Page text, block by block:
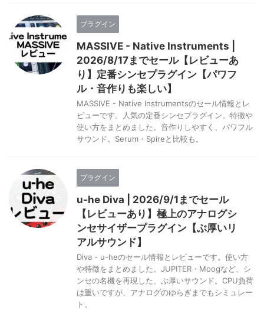
プラグイン
MASSIVE - Native Instruments |
2026/8/17までセール【レビューあ
り】定番シンセプラグイン【パワフ
ル・音作りも楽しい】
MASSIVE - Native Instrumentsのセール情報とレ
ビューです。人気の定番シンセプラグイン。特徴や
使い方をまとめました。音作りしやすく、パワフル
サウンド。Serum・Spireと比較も。
プラグイン
u-he Diva | 2026/9/1までセール
【レビューあり】極上のアナログシ
ンセサイザープラグイン【ぶ厚いリ
アルサウンド】
Diva - u-heのセール情報とレビューです。使い方
や特徴をまとめました。JUPITER・Moogなど、シ
ンセの名機を再現した、ぶ厚いサウンド。CPU負荷
は重いですが、アナログのゆらぎまでもシミュレー
ト。